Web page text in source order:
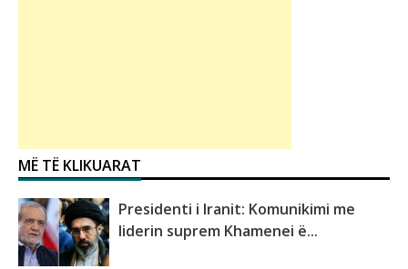
MË TË KLIKUARAT
Presidenti i Iranit: Komunikimi me
liderin suprem Khamenei ë...